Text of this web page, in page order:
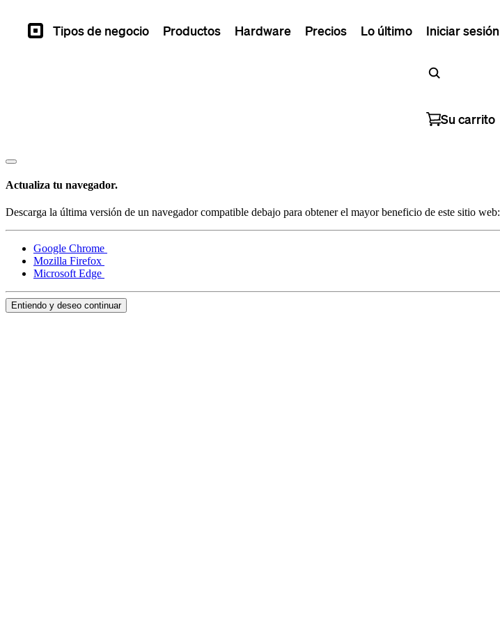
SquareTipos de negocio Productos Hardware Precios Lo último Iniciar sesión
Su carrito
Actualiza tu navegador.
Descarga la última versión de un navegador compatible debajo para obtener el mayor beneficio de este sitio web:
Google Chrome
Mozilla Firefox
Microsoft Edge
Entiendo y deseo continuar